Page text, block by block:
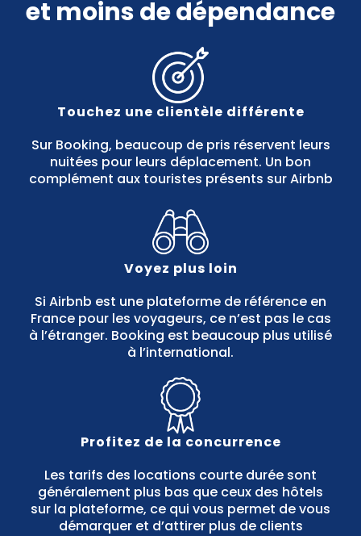
et moins de dépendance
Touchez une clientèle différente
Sur Booking, beaucoup de pris réservent leurs
nuitées pour leurs déplacement. Un bon
complément aux touristes présents sur Airbnb
Voyez plus loin
Si Airbnb est une plateforme de référence en
France pour les voyageurs, ce n’est pas le cas
à l’étranger. Booking est beaucoup plus utilisé
à l’international.
Profitez de la concurrence
Les tarifs des locations courte durée sont
généralement plus bas que ceux des hôtels
sur la plateforme, ce qui vous permet de vous
démarquer et d’attirer plus de clients